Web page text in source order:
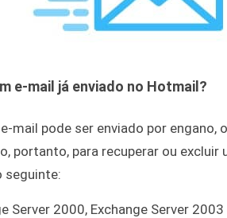
e-mail já enviado no Hotmail?
mail pode ser enviado por engano,
portanto, para recuperar ou excluir
seguinte:
Server 2000, Exchange Server 2003